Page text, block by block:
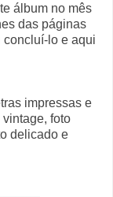
álbum no mês
das páginas
concluí-lo e aqui
impressas e
foto
delicado e